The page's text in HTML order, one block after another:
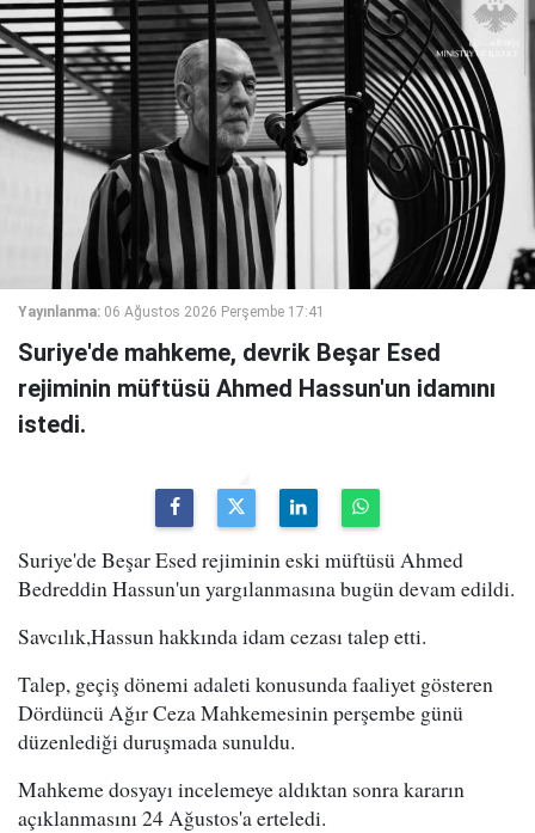
Yayınlanma: 06 Ağustos 2026 Perşembe 17:41
Suriye'de mahkeme, devrik Beşar Esed
rejiminin müftüsü Ahmed Hassun'un idamını
istedi.
Suriye'de Beşar Esed rejiminin eski müftüsü Ahmed
Bedreddin Hassun'un yargılanmasına bugün devam edildi.
Savcılık,Hassun hakkında idam cezası talep etti.
Talep, geçiş dönemi adaleti konusunda faaliyet gösteren
Dördüncü Ağır Ceza Mahkemesinin perşembe günü
düzenlediği duruşmada sunuldu.
Mahkeme dosyayı incelemeye aldıktan sonra kararın
açıklanmasını 24 Ağustos'a erteledi.